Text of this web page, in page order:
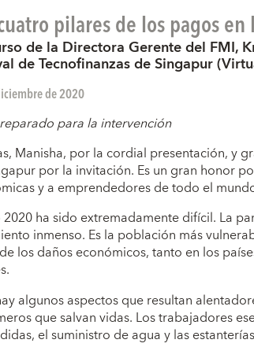
pilares de los pagos
de la Directora Gerente del FMI,
de Tecnofinanzas de Singapur
de 2020
para la intervención
Manisha, por la cordial presentación, y
por la invitación. Es un gran honor
y a emprendedores de todo el
2020 ha sido extremadamente difícil. La
inmenso. Es la población más
los daños económicos, tanto en los
algunos aspectos que resultan
que salvan vidas. Los trabajadores
el suministro de agua y las